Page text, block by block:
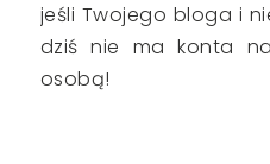
jeśli Twojego bloga i
dziś nie ma konta
osobą!